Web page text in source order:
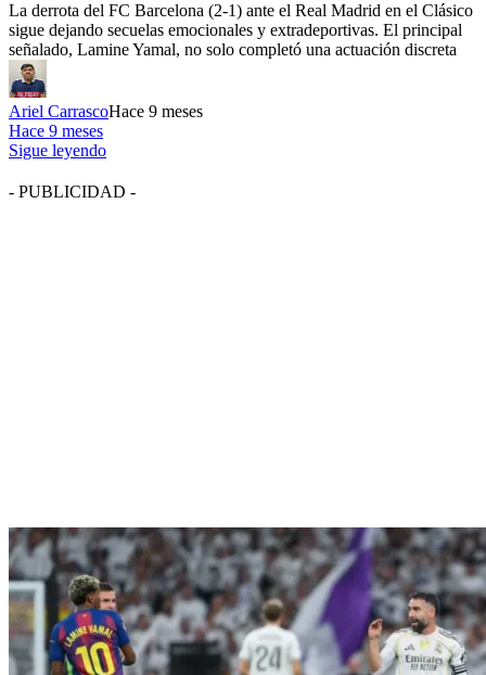
La derrota del FC Barcelona (2-1) ante el Real Madrid en el Clásico
sigue dejando secuelas emocionales y extradeportivas. El principal
señalado, Lamine Yamal, no solo completó una actuación discreta
Ariel CarrascoHace 9 meses
Hace 9 meses
Sigue leyendo
- PUBLICIDAD -